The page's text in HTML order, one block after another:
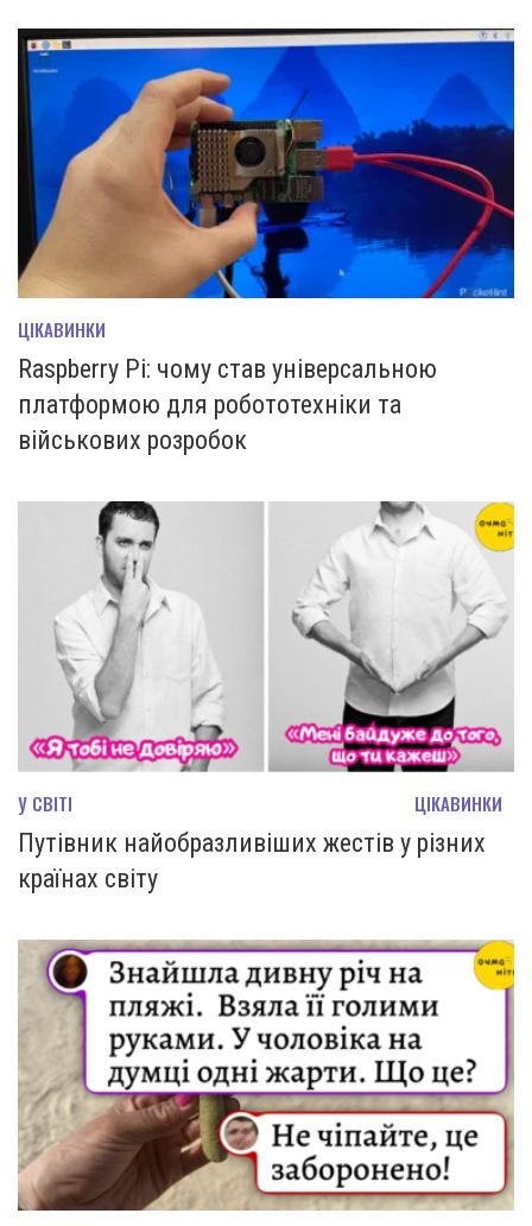
ЦІКАВИНКИ
Raspberry Pi: чому став універсальною
платформою для робототехніки та
військових розробок
У СВІТІ ЦІКАВИНКИ
Путівник найобразливіших жестів у різних
країнах світу